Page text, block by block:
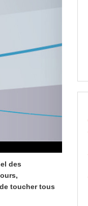
des
toucher tous